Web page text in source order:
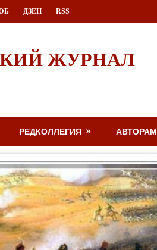
ДЗЕН RSS
ЖУРНАЛ
РЕДКОЛЛЕГИЯ АВТОРАМ